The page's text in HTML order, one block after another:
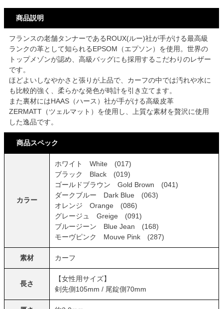
商品説明
フランスの老舗タンナーであるROUX(ルー)社が手がける最高級
ランクの革として知られるEPSOM（エプソン）を使用。世界の
トップメゾンが認め、高級バッグにも採用するこだわりのレザー
です。
ほどよいしなやかさと張りが上品で、カーフの中では汚れや水に
も比較的強く、柔らかな発色が時計を引き立てます。
また裏材にはHAAS（ハース）社が手がける高級皮革
ZERMATT（ツェルマット）を使用し、上質な素材を贅沢に使用
した逸品です。
商品スペック
カラー
ホワイト White (017)
ブラック Black (019)
ゴールドブラウン Gold Brown (041)
ダークブルー Dark Blue (063)
オレンジ Orange (086)
グレージュ Greige (091)
ブルージーン Blue Jean (168)
モーヴピンク Mouve Pink (287)
素材 カーフ
長さ
【女性用サイズ】
剣先側105mm / 尾錠側70mm